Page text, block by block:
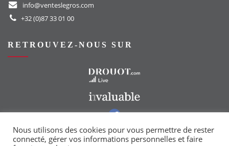
info@venteslegros.com
+32 (0)87 33 01 00
RETROUVEZ-NOUS SUR
Vers notre groupe Facebook
Nous utilisons des cookies pour vous permettre de rester
connecté, gérer vos informations personnelles et faire